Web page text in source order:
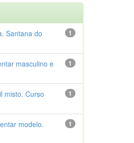
1
Santana do
1
masculino e
1
misto. Curso
1
modelo.